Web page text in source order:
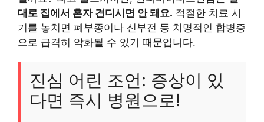
대로 집에서 혼자 견디시면 안 돼요. 적절한 치료 시
기를 놓치면 폐부종이나 신부전 등 치명적인 합병증
으로 급격히 악화될 수 있기 때문입니다.
진심 어린 조언: 증상이 있
다면 즉시 병원으로!